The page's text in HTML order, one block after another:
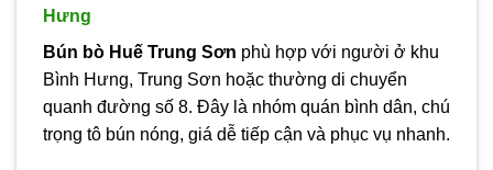
Hưng
Bún bò Huế Trung Sơn phù hợp với người ở khu
Bình Hưng, Trung Sơn hoặc thường di chuyển
quanh đường số 8. Đây là nhóm quán bình dân, chú
trọng tô bún nóng, giá dễ tiếp cận và phục vụ nhanh.